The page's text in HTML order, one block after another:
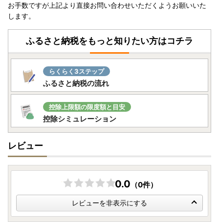
お手数ですが上記より直接お問い合わせいただくようお願いいた
します。
ふるさと納税をもっと知りたい方はコチラ
らくらく3ステップ
ふるさと納税の流れ
控除上限額の限度額と目安
控除シミュレーション
レビュー
0.0 （0件）
レビューを非表示にする